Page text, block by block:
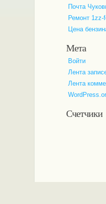
Почта
Ремонт 1zz-
Цена
Мета
Войти
Лента
Лента
Счетчики